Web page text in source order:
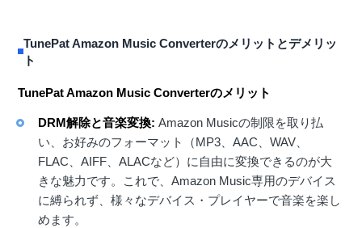
TunePat Amazon Music Converterのメリットとデメリッ
ト
TunePat Amazon Music Converterのメリット
DRM解除と音楽変換: Amazon Musicの制限を取り払
い、お好みのフォーマット（MP3、AAC、WAV、
FLAC、AIFF、ALACなど）に自由に変換できるのが大
きな魅力です。これで、Amazon Music専用のデバイス
に縛られず、様々なデバイス・プレイヤーで音楽を楽し
めます。